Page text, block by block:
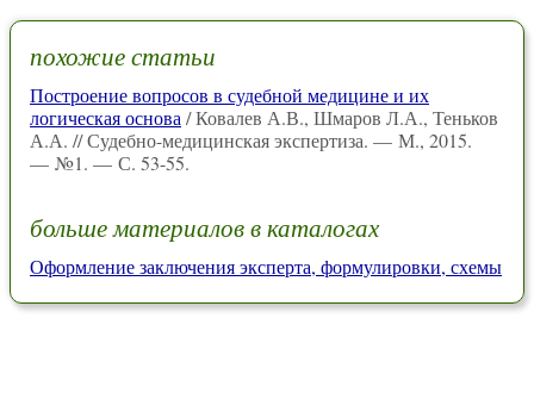
похожие статьи
Построение вопросов в судебной медицине и их
логическая основа/ Ковалев А.В., Шмаров Л.А., Теньков
А.А. // Судебно-медицинская экспертиза. — М., 2015.
— №1. — С. 53-55.
больше материалов в каталогах
Оформление заключения эксперта, формулировки, схемы